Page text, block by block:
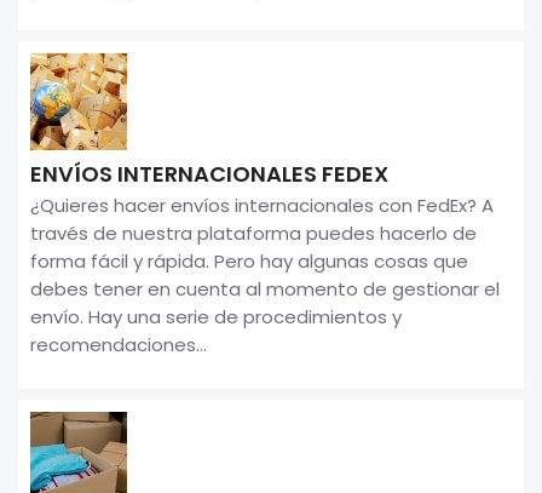
ENVÍOS INTERNACIONALES FEDEX
¿Quieres hacer envíos internacionales con FedEx? A
través de nuestra plataforma puedes hacerlo de
forma fácil y rápida. Pero hay algunas cosas que
debes tener en cuenta al momento de gestionar el
envío. Hay una serie de procedimientos y
recomendaciones...